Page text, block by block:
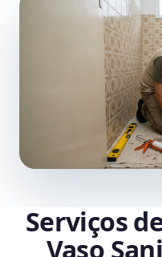
Serviços
Vaso